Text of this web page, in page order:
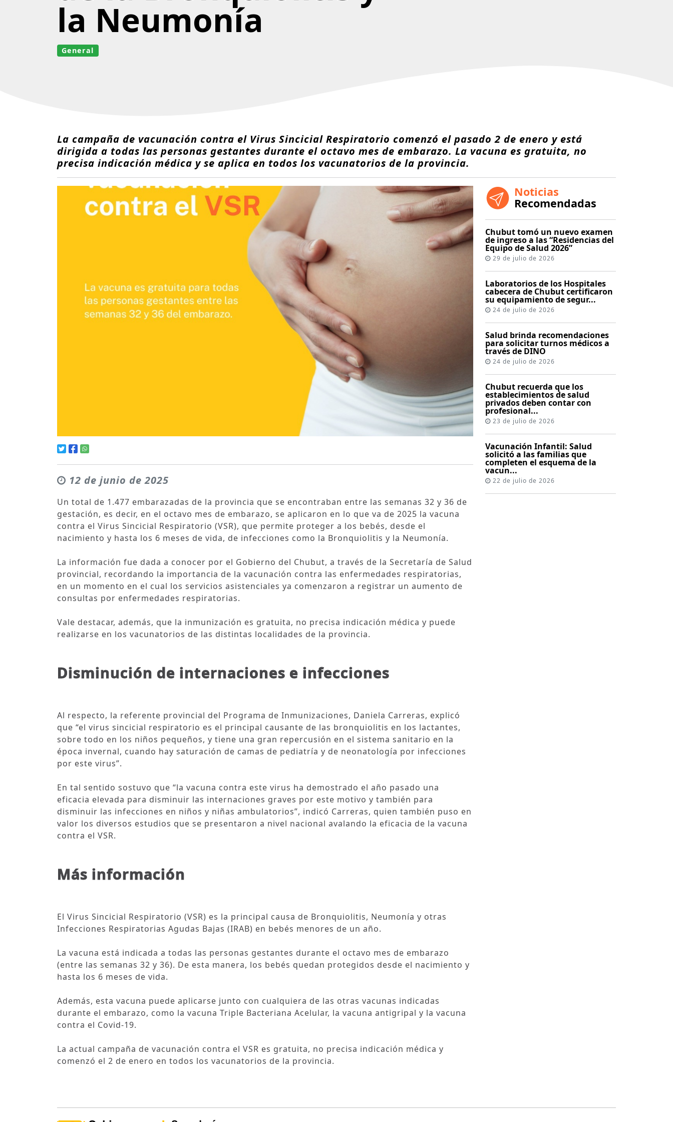
la Neumonía
General
La campaña de vacunación contra el Virus Sincicial Respiratorio comenzó el pasado 2 de enero y está
dirigida a todas las personas gestantes durante el octavo mes de embarazo. La vacuna es gratuita, no
precisa indicación médica y se aplica en todos los vacunatorios de la provincia.
12 de junio de 2025
Un total de 1.477 embarazadas de la provincia que se encontraban entre las semanas 32 y 36 de
gestación, es decir, en el octavo mes de embarazo, se aplicaron en lo que va de 2025 la vacuna
contra el Virus Sincicial Respiratorio (VSR), que permite proteger a los bebés, desde el
nacimiento y hasta los 6 meses de vida, de infecciones como la Bronquiolitis y la Neumonía.
La información fue dada a conocer por el Gobierno del Chubut, a través de la Secretaría de Salud
provincial, recordando la importancia de la vacunación contra las enfermedades respiratorias,
en un momento en el cual los servicios asistenciales ya comenzaron a registrar un aumento de
consultas por enfermedades respiratorias.
Vale destacar, además, que la inmunización es gratuita, no precisa indicación médica y puede
realizarse en los vacunatorios de las distintas localidades de la provincia.
Disminución de internaciones e infecciones
Al respecto, la referente provincial del Programa de Inmunizaciones, Daniela Carreras, explicó
que “el virus sincicial respiratorio es el principal causante de las bronquiolitis en los lactantes,
sobre todo en los niños pequeños, y tiene una gran repercusión en el sistema sanitario en la
época invernal, cuando hay saturación de camas de pediatría y de neonatología por infecciones
por este virus”.
En tal sentido sostuvo que “la vacuna contra este virus ha demostrado el año pasado una
eficacia elevada para disminuir las internaciones graves por este motivo y también para
disminuir las infecciones en niños y niñas ambulatorios”, indicó Carreras, quien también puso en
valor los diversos estudios que se presentaron a nivel nacional avalando la eficacia de la vacuna
contra el VSR.
Más información
El Virus Sincicial Respiratorio (VSR) es la principal causa de Bronquiolitis, Neumonía y otras
Infecciones Respiratorias Agudas Bajas (IRAB) en bebés menores de un año.
La vacuna está indicada a todas las personas gestantes durante el octavo mes de embarazo
(entre las semanas 32 y 36). De esta manera, los bebés quedan protegidos desde el nacimiento y
hasta los 6 meses de vida.
Además, esta vacuna puede aplicarse junto con cualquiera de las otras vacunas indicadas
durante el embarazo, como la vacuna Triple Bacteriana Acelular, la vacuna antigripal y la vacuna
contra el Covid-19.
La actual campaña de vacunación contra el VSR es gratuita, no precisa indicación médica y
comenzó el 2 de enero en todos los vacunatorios de la provincia.
Noticias
Recomendadas
Chubut tomó un nuevo examen
de ingreso a las “Residencias del
Equipo de Salud 2026”
29 de julio de 2026
Laboratorios de los Hospitales
cabecera de Chubut certificaron
su equipamiento de segur...
24 de julio de 2026
Salud brinda recomendaciones
para solicitar turnos médicos a
través de DINO
24 de julio de 2026
Chubut recuerda que los
establecimientos de salud
privados deben contar con
profesional...
23 de julio de 2026
Vacunación Infantil: Salud
solicitó a las familias que
completen el esquema de la
vacun...
22 de julio de 2026